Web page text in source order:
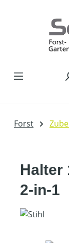
Forst
Halter
2-in-1